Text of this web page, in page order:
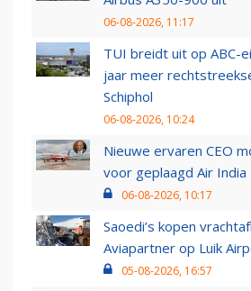
06-08-2026, 11:17
TUI breidt uit op ABC-
jaar meer
Schiphol
06-08-2026, 10:24
Nieuwe ervaren CEO
voor geplaagd Air India
06-08-2026, 10:17
Saoedi’s kopen
Aviapartner op Luik
05-08-2026, 16:57